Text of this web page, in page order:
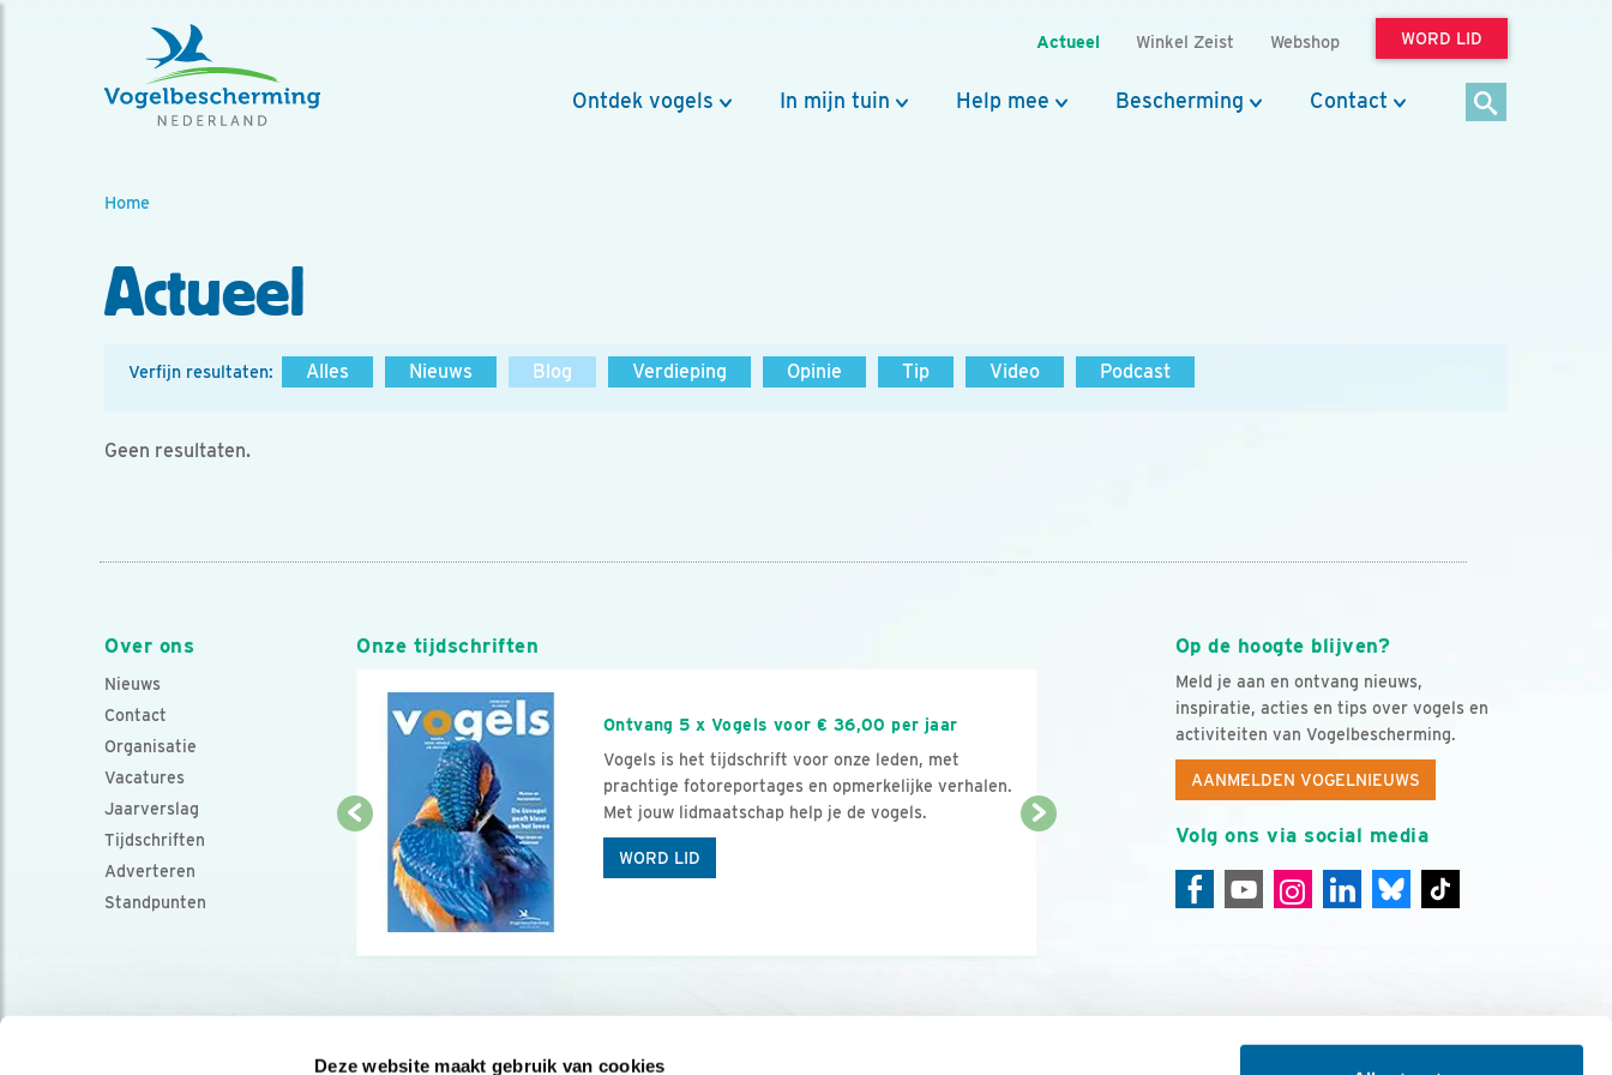
Deze website maakt gebruik van cookies
Actueel Winkel Zeist Webshop WORD LID
Ontdek vogels In mijn tuin Help mee Bescherming Contact
Home
Actueel
Verfijn resultaten: Alles Nieuws Blog Verdieping Opinie Tip Video Podcast
Geen resultaten.
Over ons
Nieuws
Contact
Organisatie
Vacatures
Jaarverslag
Tijdschriften
Adverteren
Standpunten
Op de hoogte blijven?
Meld je aan en ontvang nieuws,
inspiratie, acties en tips over vogels en
activiteiten van Vogelbescherming.
AANMELDEN VOGELNIEUWS
Volg ons via social media
Onze tijdschriften
Ontvang 5 x Vogels voor € 36,00 per jaar
Vogels is het tijdschrift voor onze leden, met
prachtige fotoreportages en opmerkelijke verhalen.
Met jouw lidmaatschap help je de vogels.
WORD LID